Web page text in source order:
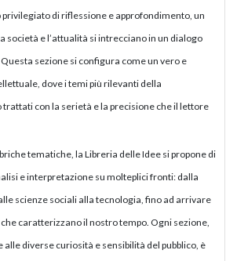
di riflessione e approfondimento, un
società e l’attualità si intrecciano in un dialogo
sezione si configura come un vero e
dove i temi più rilevanti della
con la serietà e la precisione che il lettore
tematiche, la Libreria delle Idee si propone di
e interpretazione su molteplici fronti: dalla
scienze sociali alla tecnologia, fino ad arrivare
caratterizzano il nostro tempo. Ogni sezione,
alle diverse curiosità e sensibilità del pubblico, è